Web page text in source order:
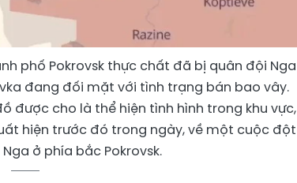
phố Pokrovsk thực chất đã bị quân đội Nga
đang đối mặt với tình trạng bán bao vây.
được cho là thể hiện tình hình trong khu vực,
hiện trước đó trong ngày, về một cuộc đột
ở phía bắc Pokrovsk.